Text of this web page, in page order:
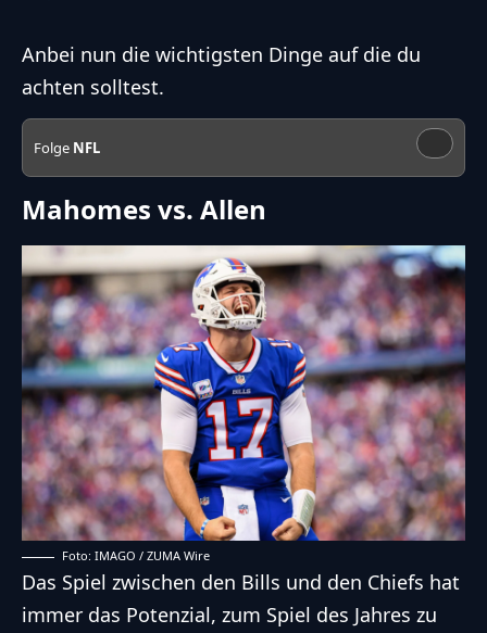
Anbei nun die wichtigsten Dinge auf die du
achten solltest.
Folge NFL
Mahomes vs. Allen
Foto: IMAGO / ZUMA Wire
Das Spiel zwischen den Bills und den Chiefs hat
immer das Potenzial, zum Spiel des Jahres zu